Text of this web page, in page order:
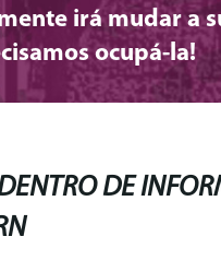
irá mudar a
ocupá-la!
DE